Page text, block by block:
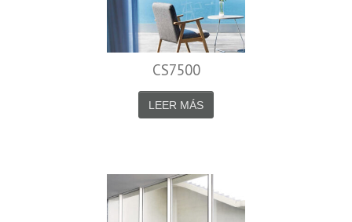
CS7500
LEER MÁS